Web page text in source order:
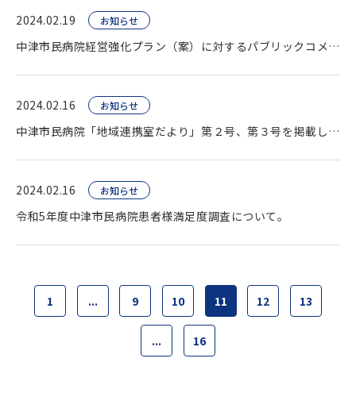
2024.02.19 お知らせ
中津市民病院経営強化プラン（案）に対するパブリックコメントの結果の公表。
2024.02.16 お知らせ
中津市民病院「地域連携室だより」第２号、第３号を掲載しました。
2024.02.16 お知らせ
令和5年度中津市民病院患者様満足度調査について。
1 ... 9 10 11 12 13
... 16